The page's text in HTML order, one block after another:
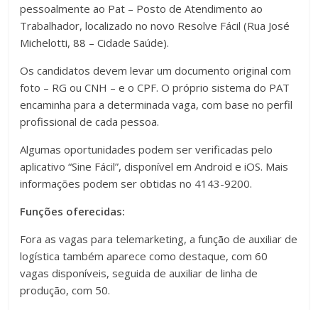
pessoalmente ao Pat – Posto de Atendimento ao
Trabalhador, localizado no novo Resolve Fácil (Rua José
Michelotti, 88 – Cidade Saúde).
Os candidatos devem levar um documento original com
foto – RG ou CNH – e o CPF. O próprio sistema do PAT
encaminha para a determinada vaga, com base no perfil
profissional de cada pessoa.
Algumas oportunidades podem ser verificadas pelo
aplicativo “Sine Fácil”, disponível em Android e iOS. Mais
informações podem ser obtidas no 4143-9200.
Funções oferecidas:
Fora as vagas para telemarketing, a função de auxiliar de
logística também aparece como destaque, com 60
vagas disponíveis, seguida de auxiliar de linha de
produção, com 50.